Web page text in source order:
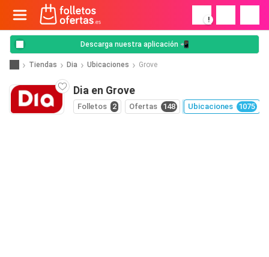
!
Descarga nuestra aplicación 📲
Tiendas Dia Ubicaciones Grove
Dia en Grove
Folletos 2 Ofertas 148 Ubicaciones 1075